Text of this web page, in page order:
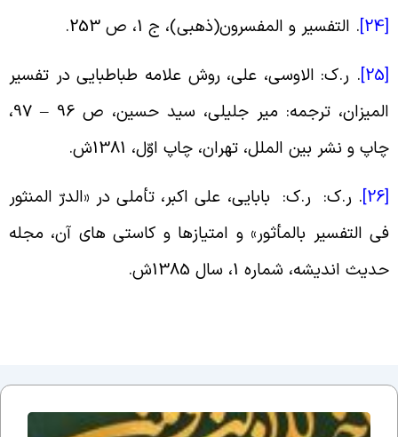
.التفسیر و المفسرون(ذهبی)، ج 1، ص 253
.
.ر.ک: الاوسى، علی، روش علامه طباطبایى در تفسیر
المیزان، ترجمه: میر جلیلى، سید حسین، ص 96 – 97،
و نشر بین الملل، تهران، چاپ اوّل، 1381ش
.
.ر.ک: ر.ک: بابایی، علی اکبر، تأملى در «الدرّ المنثور
التفسیر بالمأثور» و امتیازها و کاستى هاى آن، مجله
اندیشه، شماره 1، سال 1385ش
.
دلایل